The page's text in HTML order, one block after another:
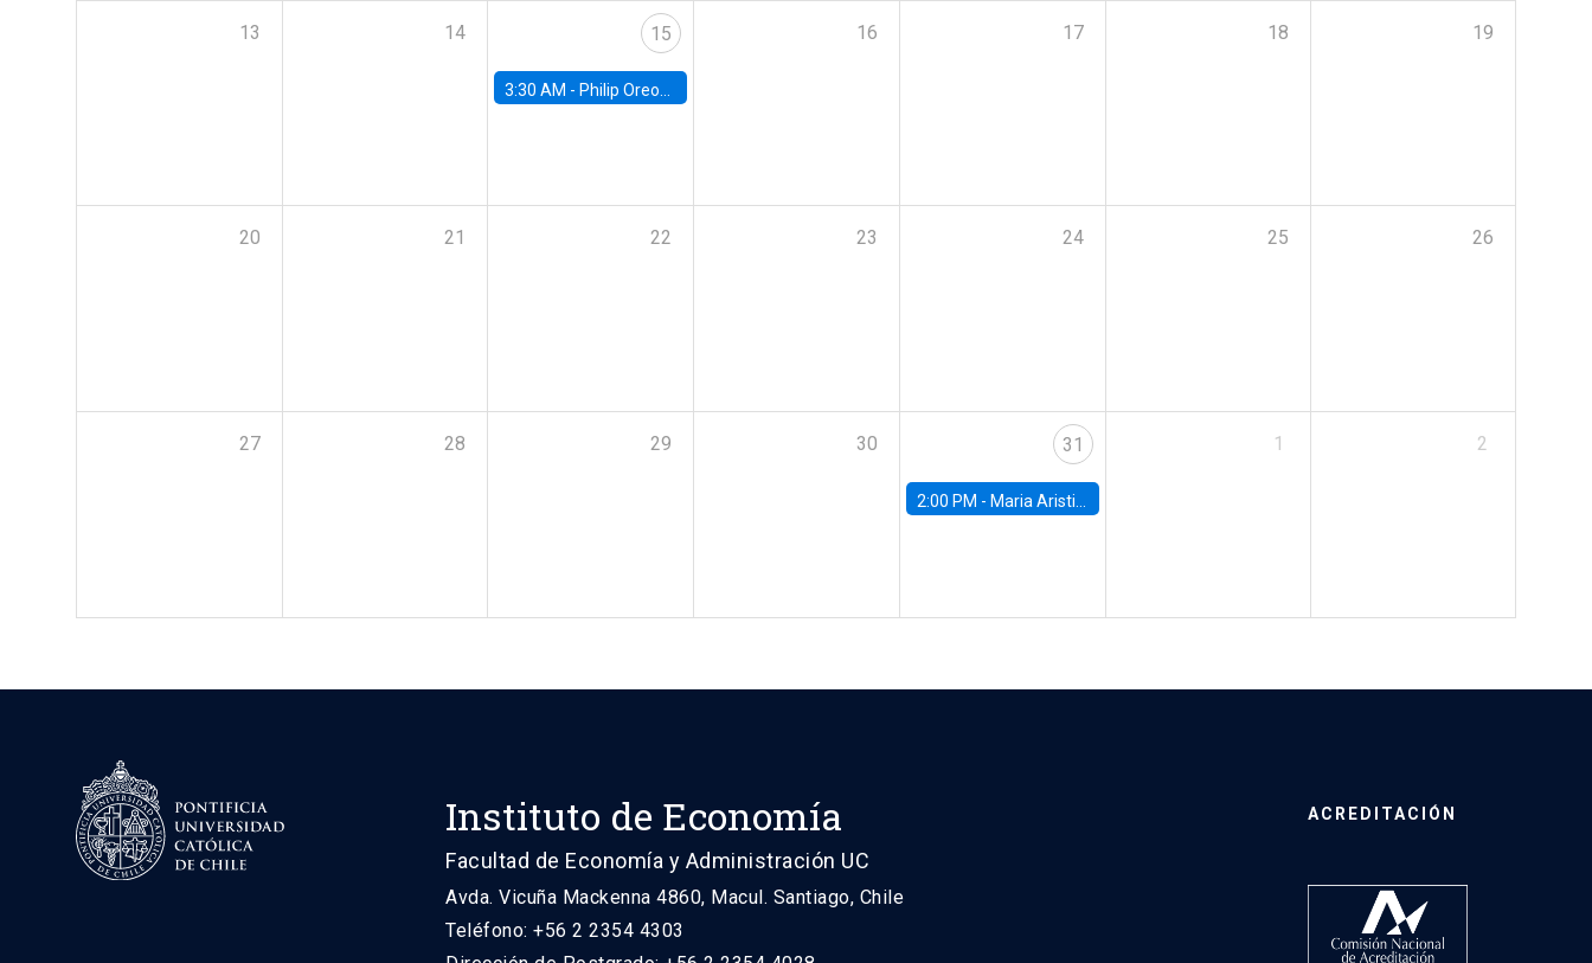
13 14 15
3:30 AM - Philip Oreopolous, University of Toronto
16 17 18 19
20 21 22 23 24 25 26
27 28 29 30 31
2:00 PM - Maria Aristizabal-Ramirez, FED Board
1 2
Instituto de Economía
Facultad de Economía y Administración UC
Avda. Vicuña Mackenna 4860, Macul. Santiago, Chile
Teléfono: +56 2 2354 4303
ACREDITACIÓN